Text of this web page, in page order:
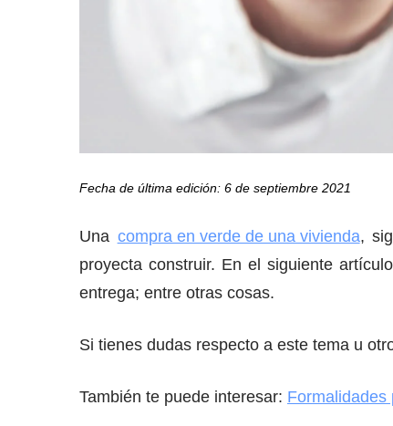
Fecha de última edición: 6 de septiembre 2021
Una compra en verde de una vivienda,
proyecta construir. En el siguiente
entrega; entre otras cosas.
Si tienes dudas respecto a este tema u
También te puede interesar: Formalidades